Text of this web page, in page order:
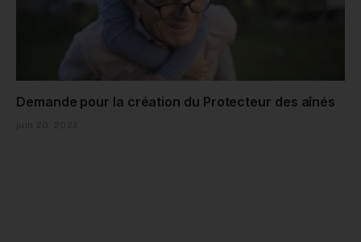
Demande pour la création du Protecteur des aînés